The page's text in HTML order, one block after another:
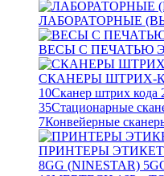
ЛАБОРАТОРНЫЕ
ВЕСЫ С ПЕЧАТЬЮ
СКАНЕРЫ ШТРИХ-
10Сканер штрих кода
35Стационарные
7Конвейерные
ПРИНТЕРЫ
8GG (NINESTAR) 5